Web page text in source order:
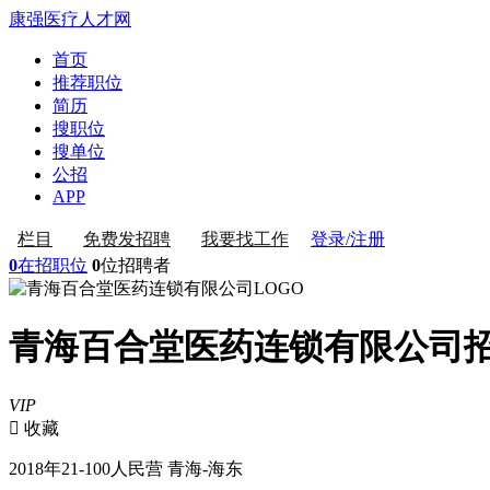
康强医疗人才网
首页
推荐职位
简历
搜职位
搜单位
公招
APP
栏目 免费发招聘 我要找工作
登录/注册
0在招职位 0位招聘者
青海百合堂医药连锁有限公司
VIP
 收藏
2018年21-100人 民营 青海-海东